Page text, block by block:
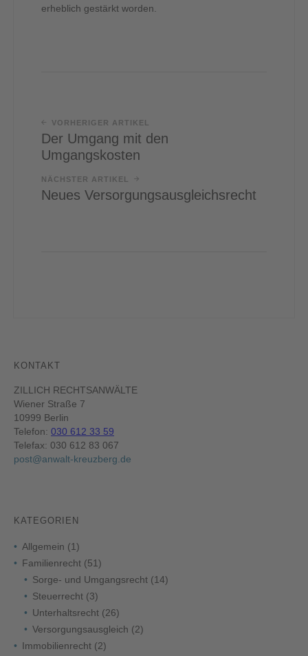
erheblich gestärkt worden.
VORHERIGER ARTIKEL
Der Umgang mit den
Umgangskosten
NÄCHSTER ARTIKEL
Neues Versorgungsausgleichsrecht
KONTAKT
ZILLICH RECHTSANWÄLTE
Wiener Straße 7
10999 Berlin
Telefon: 030 612 33 59
Telefax: 030 612 83 067
post@anwalt-kreuzberg.de
KATEGORIEN
Allgemein (1)
Familienrecht (51)
Sorge- und Umgangsrecht (14)
Steuerrecht (3)
Unterhaltsrecht (26)
Versorgungsausgleich (2)
Immobilienrecht (2)